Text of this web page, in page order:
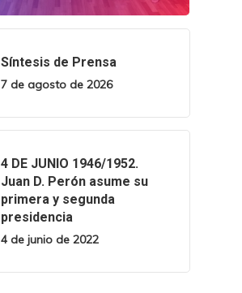
Síntesis de Prensa
7 de agosto de 2026
4 DE JUNIO 1946/1952.
Juan D. Perón asume su
primera y segunda
presidencia
4 de junio de 2022